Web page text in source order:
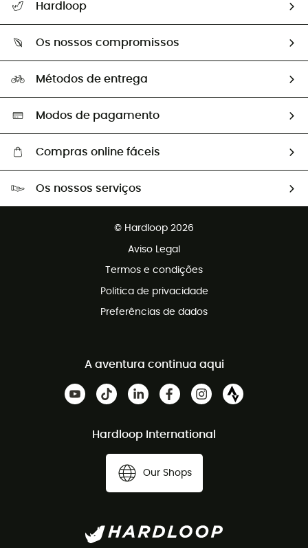
Devoluções e reembolsos
Guia de tamanhos
Trocas & Devoluções
Hardloop
Os nossos embaixadores
Os nossos compromissos
Seleção eco-responsável
Métodos de entrega
Modos de pagamento
Compras online fáceis
Devoluções gratuitas em 100 dias
Os nossos serviços
© Hardloop 2026
Aviso Legal
Termos e condições
Politica de privacidade
Preferências de dados
A aventura continua aqui
Hardloop International
Our Shops